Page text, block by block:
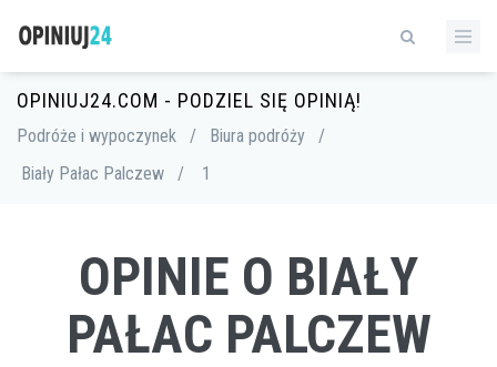
OPINIUJ24.COM - PODZIEL SIĘ OPINIĄ!
Podróże i wypoczynek / Biura podróży
/
Biały Pałac Palczew
/ 1
OPINIE O BIAŁY
PAŁAC PALCZEW